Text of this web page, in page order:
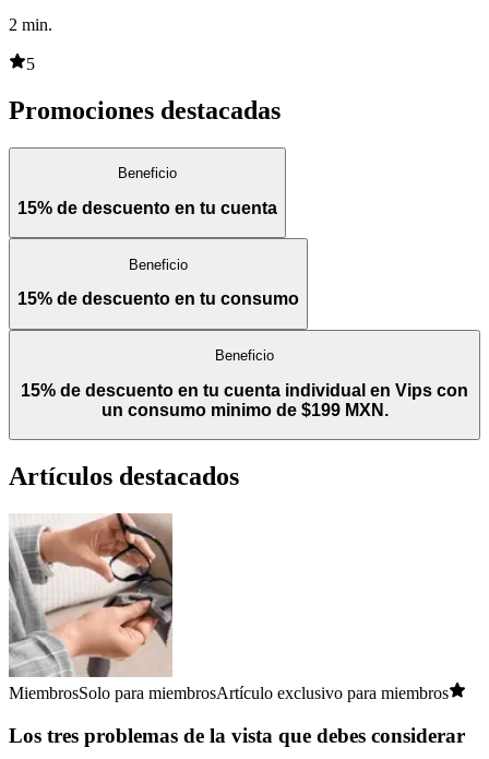
2 min.
5
Promociones destacadas
Beneficio
15% de descuento en tu cuenta
Beneficio
15% de descuento en tu consumo
Beneficio
15% de descuento en tu cuenta individual en Vips con
un consumo minimo de $199 MXN.
Artículos destacados
MiembrosSolo para miembrosArtículo exclusivo para miembros
Los tres problemas de la vista que debes considerar